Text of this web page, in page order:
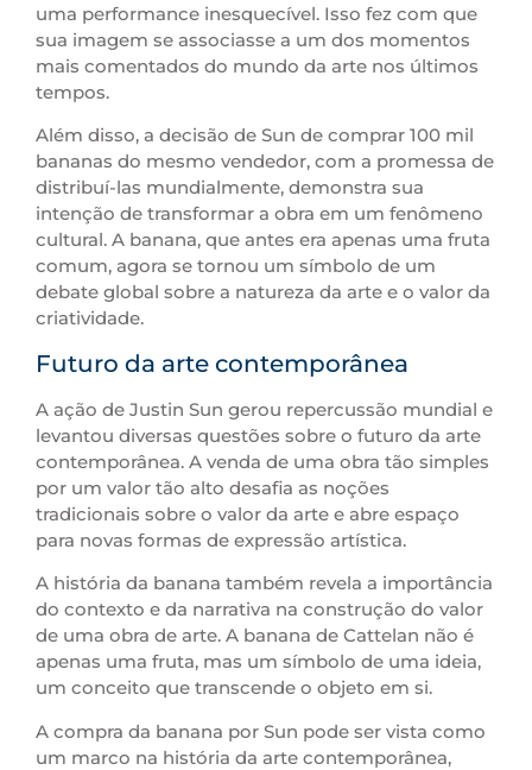
uma performance inesquecível. Isso fez com que
sua imagem se associasse a um dos momentos
mais comentados do mundo da arte nos últimos
tempos.
Além disso, a decisão de Sun de comprar 100 mil
bananas do mesmo vendedor, com a promessa de
distribuí-las mundialmente, demonstra sua
intenção de transformar a obra em um fenômeno
cultural. A banana, que antes era apenas uma fruta
comum, agora se tornou um símbolo de um
debate global sobre a natureza da arte e o valor da
criatividade.
Futuro da arte contemporânea
A ação de Justin Sun gerou repercussão mundial e
levantou diversas questões sobre o futuro da arte
contemporânea. A venda de uma obra tão simples
por um valor tão alto desafia as noções
tradicionais sobre o valor da arte e abre espaço
para novas formas de expressão artística.
A história da banana também revela a importância
do contexto e da narrativa na construção do valor
de uma obra de arte. A banana de Cattelan não é
apenas uma fruta, mas um símbolo de uma ideia,
um conceito que transcende o objeto em si.
A compra da banana por Sun pode ser vista como
um marco na história da arte contemporânea,